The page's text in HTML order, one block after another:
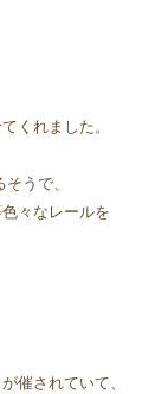
くれました。
うで、
々なレールを
催されていて、